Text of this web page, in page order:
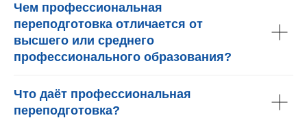
Чем профессиональная
переподготовка отличается от
высшего или среднего
профессионального образования?
Что даёт профессиональная
переподготовка?